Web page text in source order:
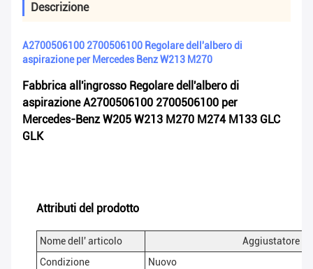
Descrizione
A2700506100 2700506100 Regolare dell'albero di
aspirazione per Mercedes Benz W213 M270
Fabbrica all'ingrosso Regolare dell'albero di
aspirazione A2700506100 2700506100 per
Mercedes-Benz W205 W213 M270 M274 M133 GLC
GLK
Attributi del prodotto
Nome dell' articolo
Aggiustatore
Condizione
Nuovo